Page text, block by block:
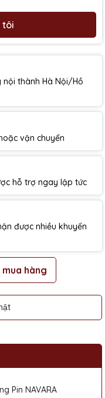
tôi
thành Hà Nội/Hồ
vận chuyển
hỗ trợ ngay lập tức
được nhiều khuyến
hàng
Pin NAVARA